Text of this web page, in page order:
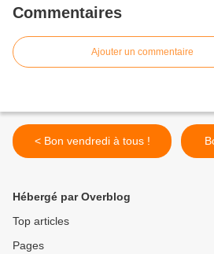
Commentaires
Ajouter un commentaire
< Bon vendredi à tous !
Hébergé par Overblog
Top articles
Pages